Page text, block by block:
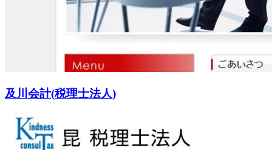
及川会計(税理士法人)